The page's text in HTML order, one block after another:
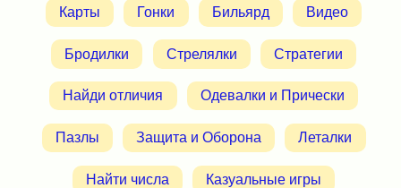
Карты Гонки Бильярд Видео
Бродилки Стрелялки Стратегии
Найди отличия Одевалки и Прически
Пазлы Защита и Оборона Леталки
Найти числа Казуальные игры